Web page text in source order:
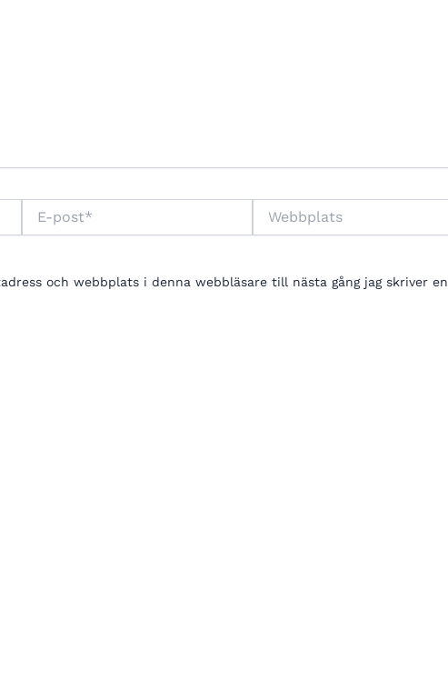
post*
och webbplats i denna webbläsare till nästa gång jag skriver en